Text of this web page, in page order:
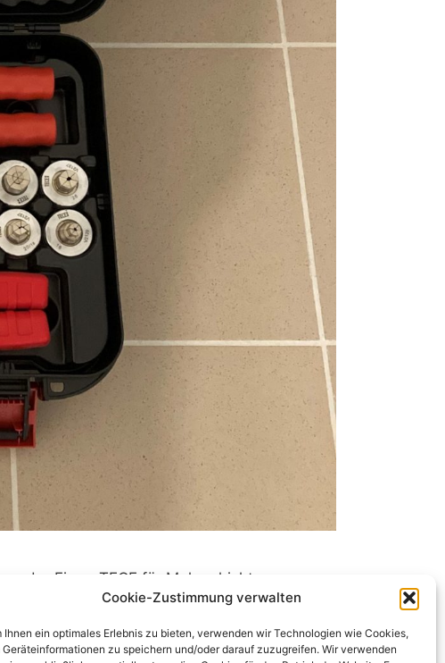
Cookie-Zustimmung verwalten
Ihnen ein optimales Erlebnis zu bieten, verwenden wir Technologien wie Cookies,
Geräteinformationen zu speichern und/oder darauf zuzugreifen. Wir verwenden
der Firma TECE für Mehrschicht-
mm 1x Koffer mit
für die Dauer von Wochenende